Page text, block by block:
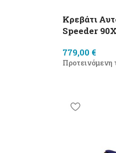
Κρεβάτι
Speeder
779,00 €
Προτεινόμενη